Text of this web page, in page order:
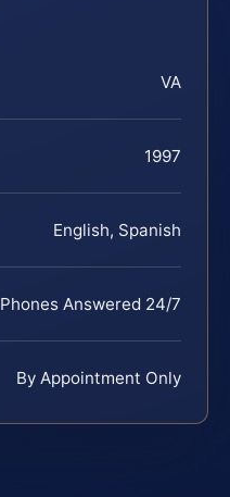
VA
1997
English, Spanish
Phones Answered 24/7
By Appointment Only